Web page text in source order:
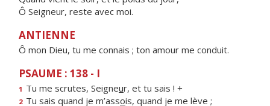
Ô Seigneur, reste avec moi.
ANTIENNE
Ô mon Dieu, tu me connais ; ton amour me conduit.
PSAUME : 138 - I
1 Tu me scrutes, Seigneur, et tu sais ! +
2 Tu sais quand je m’assois, quand je me lève ;